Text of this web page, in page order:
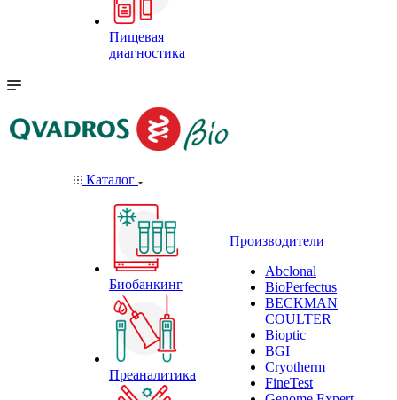
Пищевая
диагностика
Каталог
Биобанкинг
Преаналитика
Производители
Abclonal
BioPerfectus
BECKMAN
COULTER
Bioptic
BGI
Cryotherm
FineTest